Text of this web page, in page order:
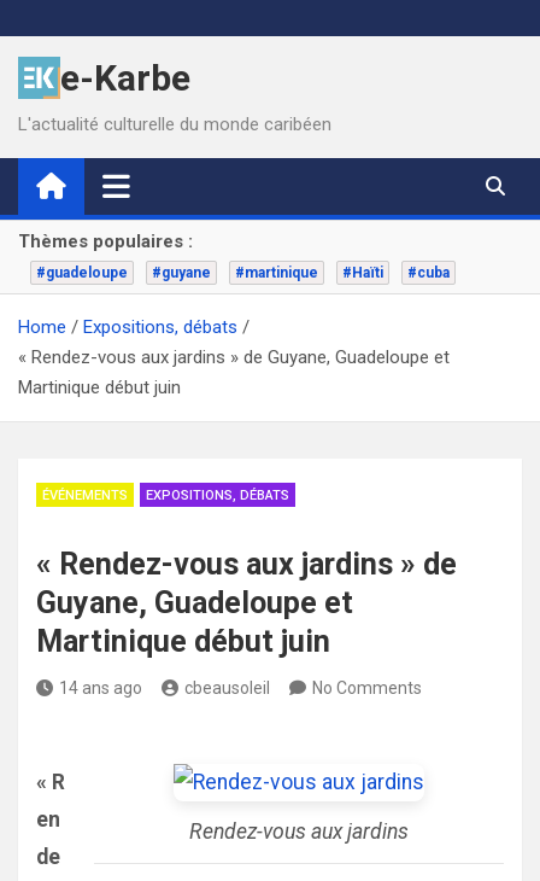
to
contente-Karbe
L'actualité culturelle du monde caribéen
Thèmes populaires :
#guadeloupe #guyane #martinique #Haïti #cuba
Home
Expositions, débats
« Rendez-vous aux jardins » de Guyane, Guadeloupe et
Martinique début juin
ÉVÉNEMENTS EXPOSITIONS, DÉBATS
« Rendez-vous aux jardins » de
Guyane, Guadeloupe et
Martinique début juin
14 ans ago cbeausoleil No Comments
Rendez-vous aux jardins
« R
en
de